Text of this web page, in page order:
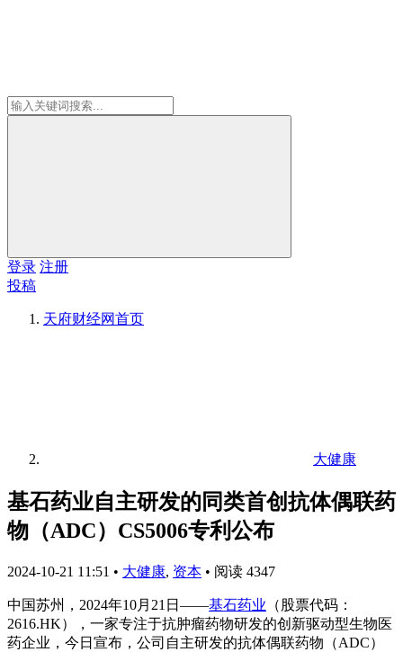
登录 注册
投稿
天府财经网首页
大健康
基石药业自主研发的同类首创抗体偶联药
物（ADC）CS5006专利公布
2024-10-21 11:51 • 大健康, 资本 • 阅读 4347
中国苏州，2024年10月21日——基石药业 （股票代码：
2616.HK），一家专注于抗肿瘤药物研发的创新驱动型生物医
药企业，今日宣布，公司自主研发的抗体偶联药物（ADC）